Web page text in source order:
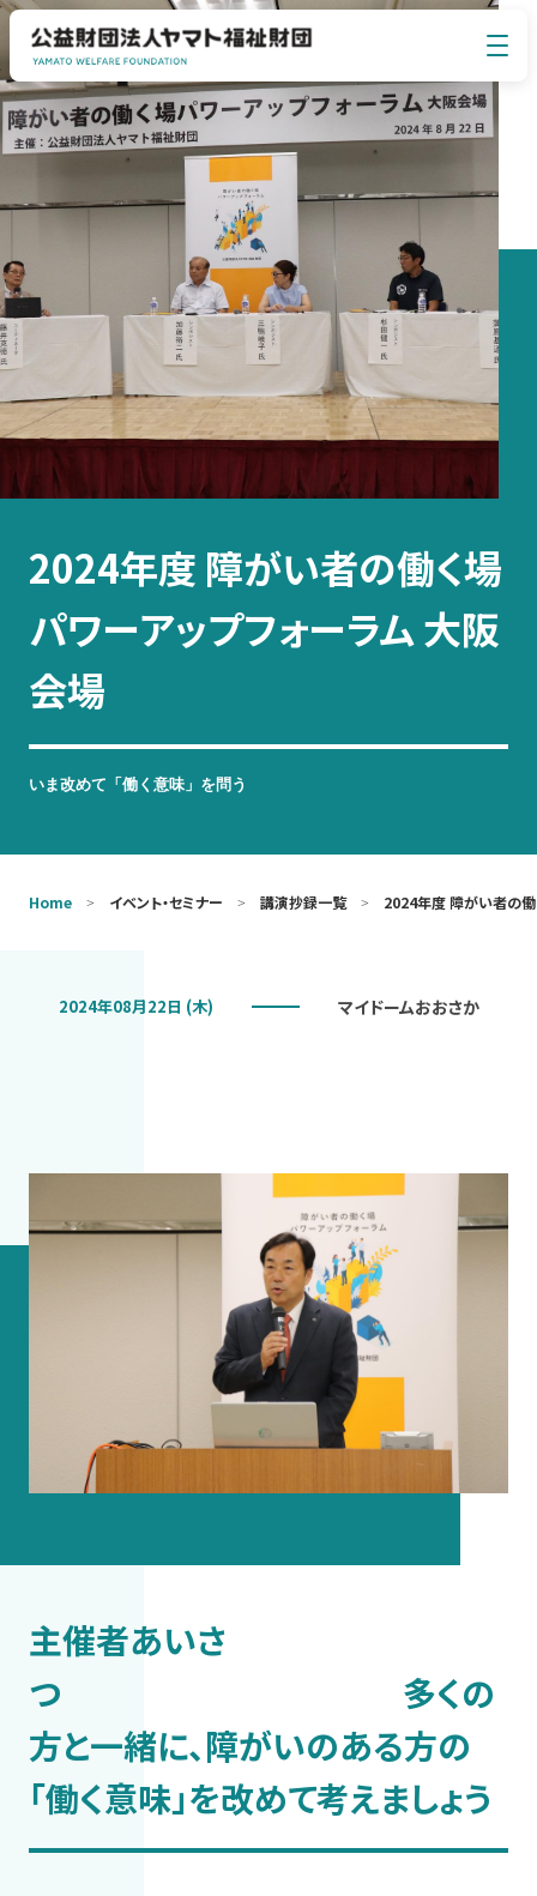
2024年度 障がい者の働く場
パワーアップフォーラム 大阪
会場
いま改めて「働く意味」を問う
Home イベント・セミナー 講演抄録一覧 2024年度 障がい者の働
2024年08月22日 (木) マイドームおおさか
主催者あいさ
つ 多くの
方と一緒に、障がいのある方の
「働く意味」を改めて考えましょう
イベント・セミナー
EVENT SEMINAR
ヤマト福祉財団について
ABOUT US
事業のご案内
NEWS
お問い合わせ